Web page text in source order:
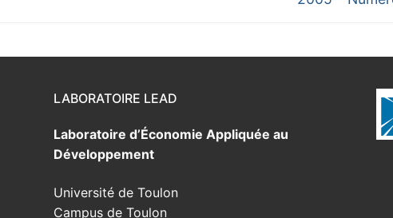
LABORATOIRE LEAD
Laboratoire d’Économie Appliquée au
Développement
Université de Toulon
Campus de Toulon